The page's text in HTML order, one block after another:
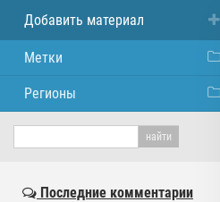
Добавить материал
Метки
Регионы
Последние комментарии